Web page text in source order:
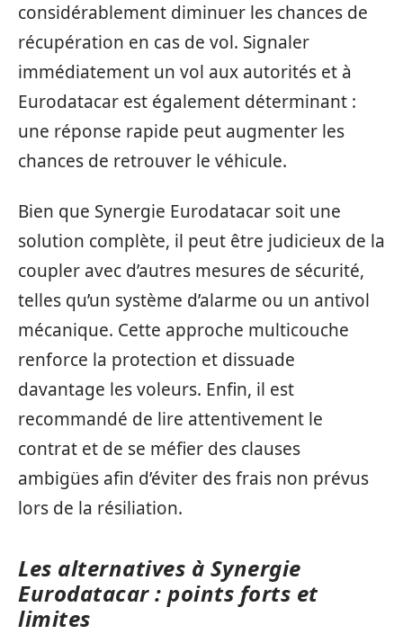
considérablement diminuer les chances de
récupération en cas de vol. Signaler
immédiatement un vol aux autorités et à
Eurodatacar est également déterminant :
une réponse rapide peut augmenter les
chances de retrouver le véhicule.
Bien que Synergie Eurodatacar soit une
solution complète, il peut être judicieux de la
coupler avec d’autres mesures de sécurité,
telles qu’un système d’alarme ou un antivol
mécanique. Cette approche multicouche
renforce la protection et dissuade
davantage les voleurs. Enfin, il est
recommandé de lire attentivement le
contrat et de se méfier des clauses
ambigües afin d’éviter des frais non prévus
lors de la résiliation.
Les alternatives à Synergie
Eurodatacar : points forts et
limites